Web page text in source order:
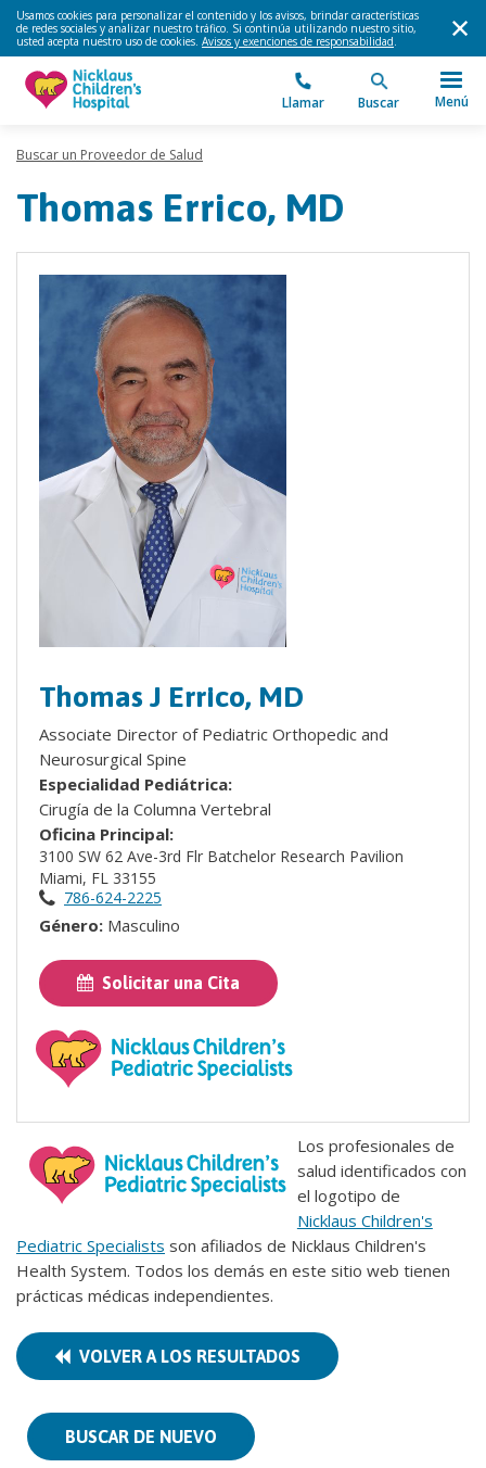
Usamos cookies para personalizar el contenido y los avisos, brindar características
de redes sociales y analizar nuestro tráfico. Si continúa utilizando nuestro sitio,
usted acepta nuestro uso de cookies. Avisos y exenciones de responsabilidad.
Llamar Buscar Menú
Buscar un Proveedor de Salud
Thomas Errico, MD
Thomas J Errico, MD
Associate Director of Pediatric Orthopedic and
Neurosurgical Spine
Especialidad Pediátrica:
Cirugía de la Columna Vertebral
Oficina Principal:
3100 SW 62 Ave-3rd Flr Batchelor Research Pavilion
Miami, FL 33155
786-624-2225
Género: Masculino
Solicitar una Cita
Los profesionales de
salud identificados con
el logotipo de
Nicklaus Children's
Pediatric Specialists son afiliados de Nicklaus Children's
Health System. Todos los demás en este sitio web tienen
prácticas médicas independientes.
VOLVER A LOS RESULTADOS
BUSCAR DE NUEVO